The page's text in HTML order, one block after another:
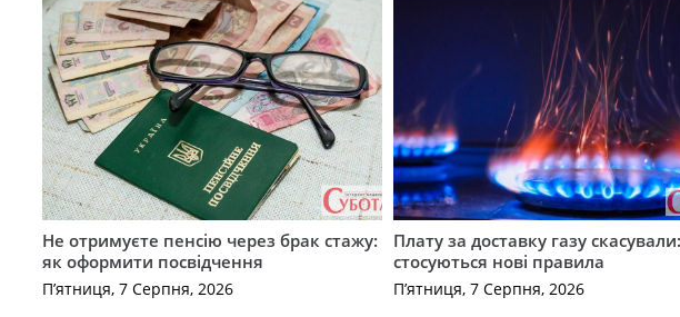
Не отримуєте пенсію через брак стажу:
як оформити посвідчення
П’ятниця, 7 Серпня, 2026
Плату за доставку газу
стосуються нові правила
П’ятниця, 7 Серпня, 2026